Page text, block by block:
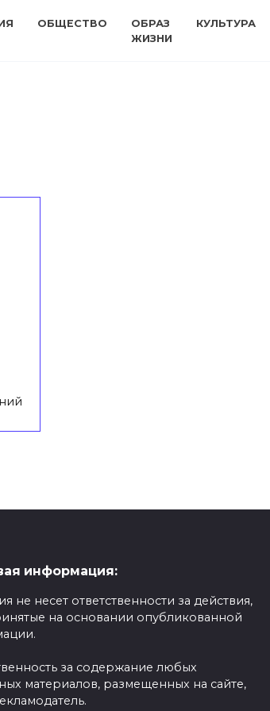
ОБЩЕСТВО
ОБРАЗ
ЖИЗНИ
КУЛЬТУРА
информация:
не несет ответственности за действия,
на основании опубликованной
за содержание любых
материалов, размещенных на сайте,